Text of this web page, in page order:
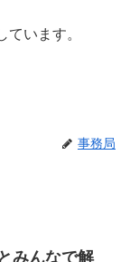
います。
事務局
みんなで解